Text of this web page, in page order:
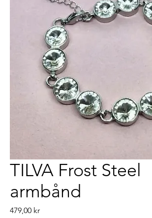
TILVA Frost Steel
armbånd
479,00 krPris